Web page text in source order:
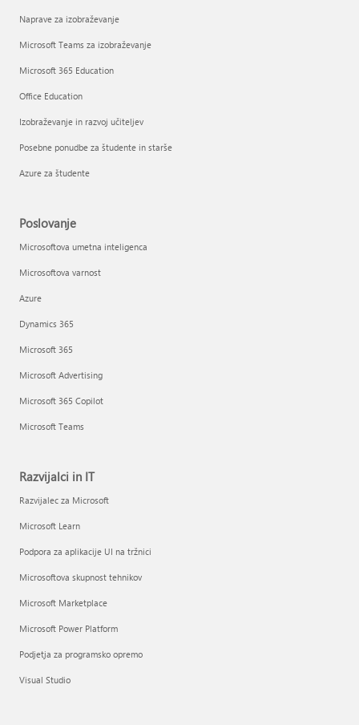
Naprave za izobraževanje
Microsoft Teams za izobraževanje
Microsoft 365 Education
Office Education
Izobraževanje in razvoj učiteljev
Posebne ponudbe za študente in starše
Azure za študente
Poslovanje
Microsoftova umetna inteligenca
Microsoftova varnost
Azure
Dynamics 365
Microsoft 365
Microsoft Advertising
Microsoft 365 Copilot
Microsoft Teams
Razvijalci in IT
Razvijalec za Microsoft
Microsoft Learn
Podpora za aplikacije UI na tržnici
Microsoftova skupnost tehnikov
Microsoft Marketplace
Microsoft Power Platform
Podjetja za programsko opremo
Visual Studio